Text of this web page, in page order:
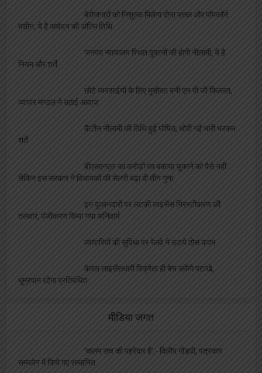
एलबीएस के सभी संकायों में हुआ ” दीक्षारम्भ” का भव्य
कार्यक्रम
शतरंज प्रतियोगिता आयोजित, विजेता भाग लेंगे प्रदेश
स्तरीय प्रतियोगिता में
रसायन विज्ञान का जादू: सुशी सक्सेना की नई किताब
बताएगी रोज़मर्रा की ज़िंदगी की केमिस्ट्री
फीता काटकर छात्रायें करेंगी बदनाम समोसे बेवफा पकोड़े
मछुवारों को मिला एक और अवसर, निषादराज बोट योजना
मशीन, ये है आवेदन की अंतिम तिथि
कैंटीन नीलामी की तिथि हुई घोषित, थोपी गईं भारी भरकम